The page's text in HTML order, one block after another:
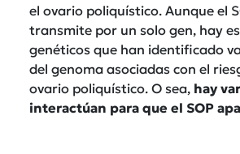
el ovario poliquístico. Aunque el
transmite por un solo gen, hay
genéticos que han identificado
del genoma asociadas con el
ovario poliquístico. O sea, hay
interactúan para que el SOP